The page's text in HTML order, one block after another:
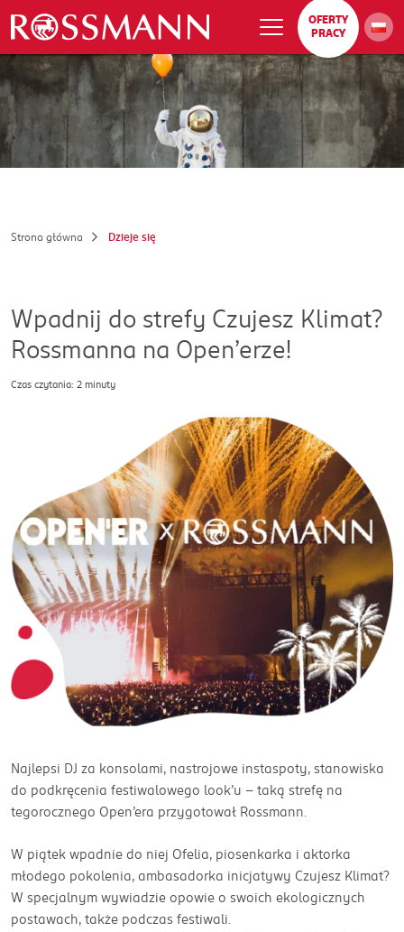
OFERTY
PRACY
Strona główna Dzieje się
Wpadnij do strefy Czujesz Klimat?
Rossmanna na Open’erze!
Czas czytania: 2 minuty
Najlepsi DJ za konsolami, nastrojowe instaspoty, stanowiska
do podkręcenia festiwalowego look’u – taką strefę na
tegorocznego Open’era przygotował Rossmann.
W piątek wpadnie do niej Ofelia, piosenkarka i aktorka
młodego pokolenia, ambasadorka inicjatywy Czujesz Klimat?
W specjalnym wywiadzie opowie o swoich ekologicznych
postawach, także podczas festiwali.